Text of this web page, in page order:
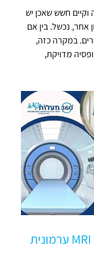
חשש שאכן יש
אחר, נכשל. בין אם
במקרה כזה,
מדויקת,
כיצד מבצעים את בדיקת MRI ערמונית